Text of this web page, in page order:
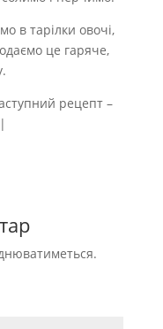
в тарілки овочі,
це гаряче,
рецепт –